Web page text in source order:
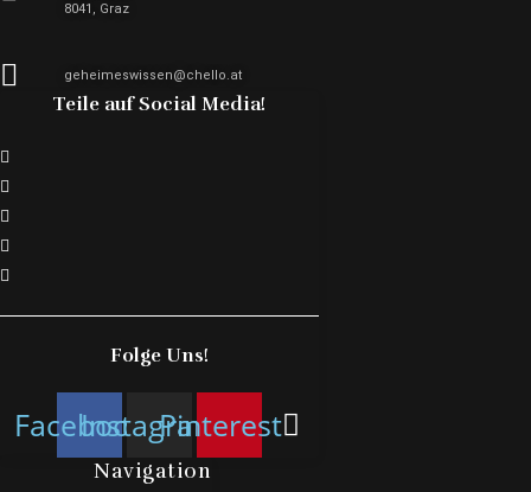
8041, Graz
geheimeswissen@chello.at
Teile auf Social Media!
Folge Uns!
FacebookInstagramPinterest
Navigation